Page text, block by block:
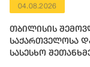
04.08.2026
თბილისის
საქართველოსა
სასესხო